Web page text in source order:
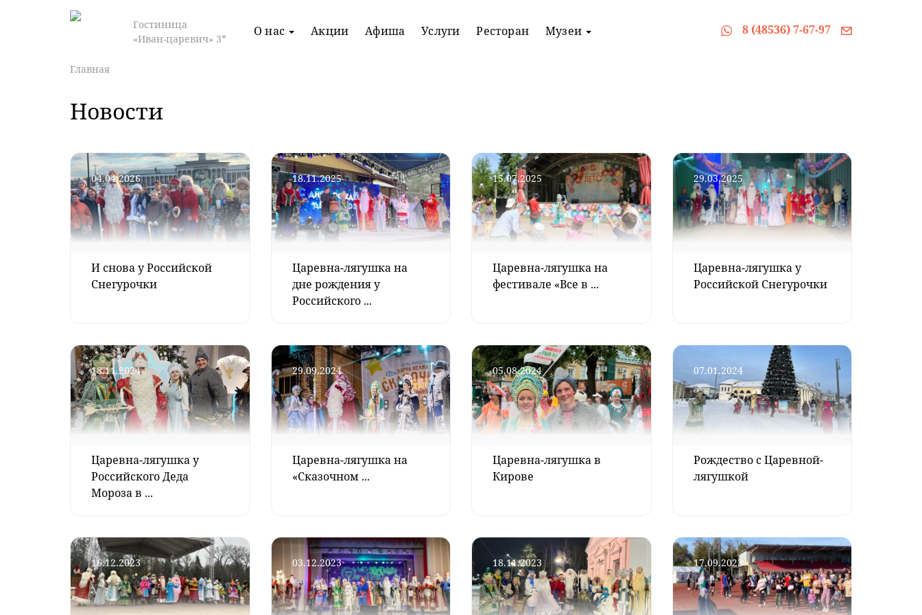
Гостиница
«Иван-царевич» 3*
О нас Акции Афиша Услуги Ресторан Музеи 8 (48536) 7-67-97
Главная
Новости
04.04.2026
И снова у Российской
Снегурочки
18.11.2025
Царевна-лягушка на
дне рождения у
Российского ...
15.07.2025
Царевна-лягушка на
фестивале «Все в ...
29.03.2025
Царевна-лягушка у
Российской Снегурочки
18.11.2024
Царевна-лягушка у
Российского Деда
Мороза в ...
29.09.2024
Царевна-лягушка на
«Сказочном ...
05.08.2024
Царевна-лягушка в
Кирове
07.01.2024
Рождество с Царевной-
лягушкой
16.12.2023 03.12.2023 18.11.2023 17.09.2023